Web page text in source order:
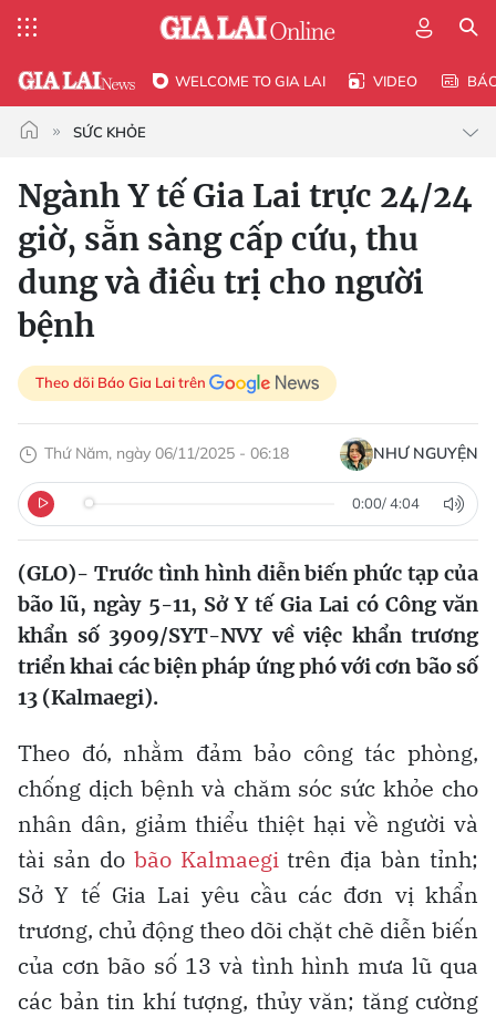
WELCOME TO GIA LAI VIDEO
SỨC KHỎE
Ngành Y tế Gia Lai trực 24/24
giờ, sẵn sàng cấp cứu, thu
dung và điều trị cho người
bệnh
Theo dõi Báo Gia Lai trên
Thứ Năm, ngày 06/11/2025 - 06:18 NHƯ NGUYỆN
0:00/4:04
(GLO)- Trước tình hình diễn biến phức tạp của
bão lũ, ngày 5-11, Sở Y tế Gia Lai có Công văn
khẩn số 3909/SYT-NVY về việc khẩn trương
triển khai các biện pháp ứng phó với cơn bão số
13 (Kalmaegi).
Theo đó, nhằm đảm bảo công tác phòng,
chống dịch bệnh và chăm sóc sức khỏe cho
nhân dân, giảm thiểu thiệt hại về người và
tài sản do bão Kalmaegitrên địa bàn tỉnh;
Sở Y tế Gia Lai yêu cầu các đơn vị khẩn
trương, chủ động theo dõi chặt chẽ diễn biến
của cơn bão số 13 và tình hình mưa lũ qua
các bản tin khí tượng, thủy văn; tăng cường